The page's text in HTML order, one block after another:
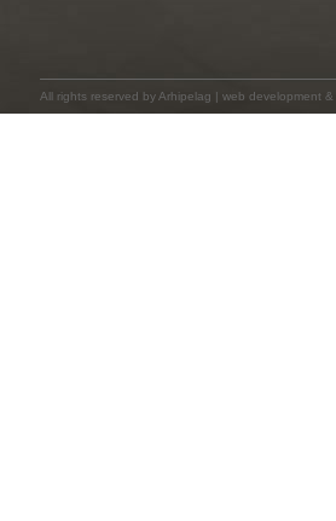
All rights reserved by Arhipelag | web development &